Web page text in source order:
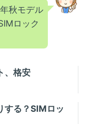
秋モデル
ロック
、格安
する？SIMロッ